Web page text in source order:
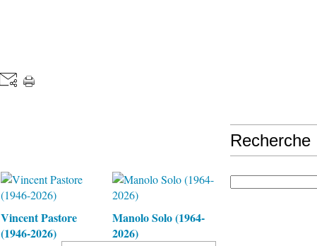
Vincent Pastore
(1946-2026)
Manolo Solo (1964-
2026)
Recherche